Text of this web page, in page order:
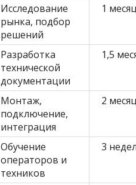
Исследование
рынка, подбор
решений
1
Разработка
технической
документации
1,5
Монтаж,
подключение,
интеграция
2
Обучение
операторов и
техников
3